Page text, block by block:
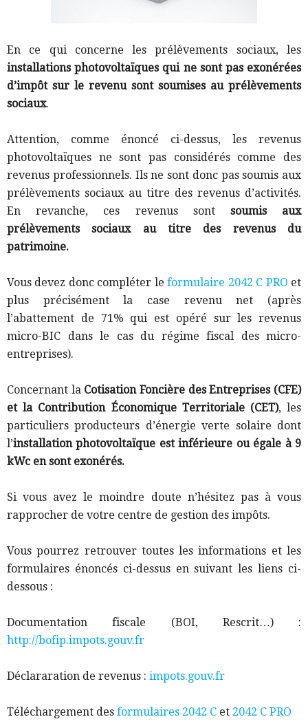
En ce qui concerne les prélèvements sociaux, les
installations photovoltaïques qui ne sont pas exonérées
d’impôt sur le revenu sont soumises au prélèvements
sociaux.
Attention, comme énoncé ci-dessus, les revenus
photovoltaïques ne sont pas considérés comme des
revenus professionnels. Ils ne sont donc pas soumis aux
prélèvements sociaux au titre des revenus d’activités.
En revanche, ces revenus sont soumis aux
prélèvements sociaux au titre des revenus du
patrimoine.
Vous devez donc compléter leformulaire 2042 C PRO et
plus précisément la case revenu net (après
l’abattement de 71% qui est opéré sur les revenus
micro-BIC dans le cas du régime fiscal des micro-
entreprises).
Concernant la Cotisation Foncière des Entreprises (CFE)
et la Contribution Économique Territoriale (CET), les
particuliers producteurs d’énergie verte solaire dont
l’installation photovoltaïque est inférieure ou égale à 9
kWc en sont exonérés.
Si vous avez le moindre doute n’hésitez pas à vous
rapprocher de votre centre de gestion des impôts.
Vous pourrez retrouver toutes les informations et les
formulaires énoncés ci-dessus en suivant les liens ci-
dessous :
Documentation fiscale (BOI, Rescrit…) :
http://bofip.impots.gouv.fr
Déclararation de revenus : impots.gouv.fr
Téléchargement des formulaires 2042 C et 2042 C PRO